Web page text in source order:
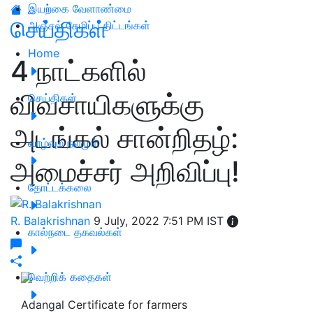
இயற்கை வேளாண்மை
அஞ்சல் சேமிப்பு திட்டங்கள்
Home
செய்திகள்
வாழ்வும் நலமும்
தோட்டக்கலை
கால்நடை தகவல்கள்
வெற்றிக் கதைகள்
செய்திகள்
4 நாட்களில்
விவசாயிகளுக்கு
அடங்கல் சான்றிதழ்:
அமைச்சர் அறிவிப்பு!
R. Balakrishnan 9 July, 2022 7:51 PM IST
Adangal Certificate for farmers